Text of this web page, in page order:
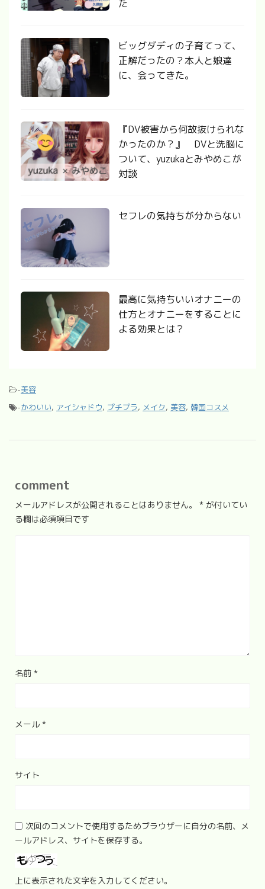
た
ビッグダディの子育てって、
正解だったの？本人と娘達
に、会ってきた。
『DV被害から何故抜けられな
かったのか？』 DVと洗脳に
ついて、yuzukaとみやめこが
対談
セフレの気持ちが分からない
最高に気持ちいいオナニーの
仕方とオナニーをすることに
よる効果とは？
-美容
-かわいい, アイシャドウ, プチプラ, メイク, 美容, 韓国コスメ
comment
メールアドレスが公開されることはありません。 * が付いてい
る欄は必須項目です
名前 *
メール *
サイト
次回のコメントで使用するためブラウザーに自分の名前、メ
ールアドレス、サイトを保存する。
上に表示された文字を入力してください。